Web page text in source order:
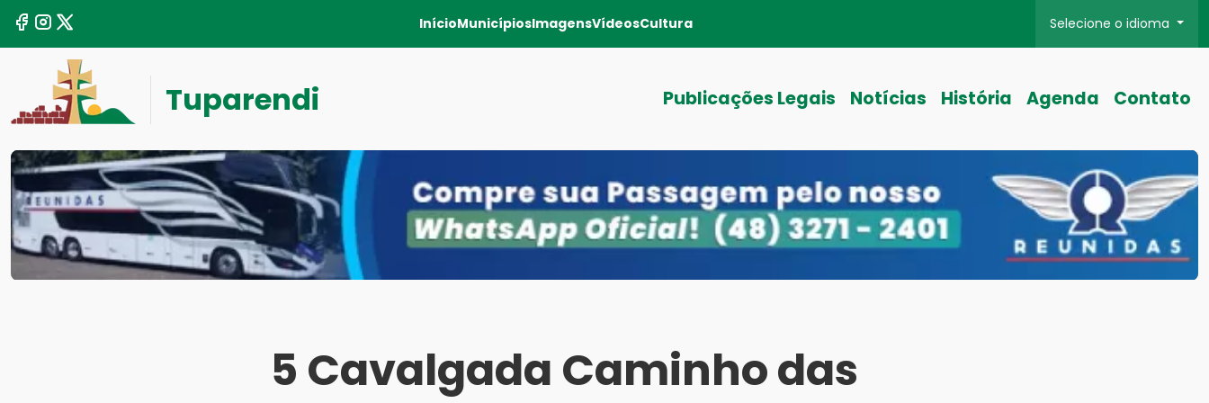
InícioMunicípiosImagensVídeosCultura Selecione o idioma
Tuparendi Publicações Legais Notícias História Agenda Contato
5 Cavalgada Caminho das